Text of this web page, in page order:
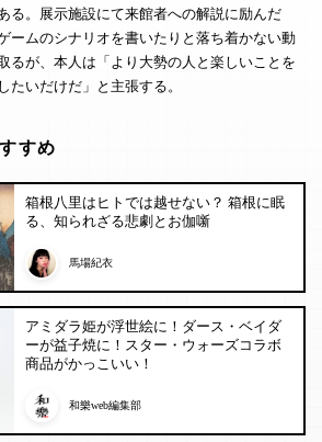
る。展示施設にて来館者への解説に励んだ
ームのシナリオを書いたりと落ち着かない動
るが、本人は「より大勢の人と楽しいことを
たいだけだ」と主張する。
すめ
箱根八里はヒトでは越せない？ 箱根に眠
る、知られざる悲劇とお伽噺
馬場紀衣
アミダラ姫が浮世絵に！ダース・ベイダ
ーが益子焼に！スター・ウォーズコラボ
商品がかっこいい！
和樂web編集部